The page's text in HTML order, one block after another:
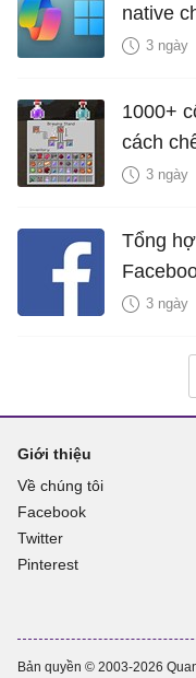
native
năng3 ngày
1000+
cách
3 ngày
Tổng
3 ngày
Giới thiệu
Về chúng tôi
Facebook
Twitter
Pinterest
Bản quyền © 2003-2026